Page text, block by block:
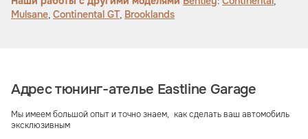
Mulsane, Continental GT, Brooklands
Адрес тюнинг-ателье Eastline Garage
Мы имеем большой опыт и точно знаем, как сделать ваш автомобиль
эксклюзивным